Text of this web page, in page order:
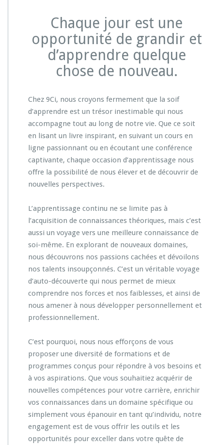
Chaque jour est une
opportunité de grandir et
d’apprendre quelque
chose de nouveau.
Chez 9Ci, nous croyons fermement que la soif
d’apprendre est un trésor inestimable qui nous
accompagne tout au long de notre vie. Que ce soit
en lisant un livre inspirant, en suivant un cours en
ligne passionnant ou en écoutant une conférence
captivante, chaque occasion d’apprentissage nous
offre la possibilité de nous élever et de découvrir de
nouvelles perspectives.
L’apprentissage continu ne se limite pas à
l’acquisition de connaissances théoriques, mais c’est
aussi un voyage vers une meilleure connaissance de
soi-même. En explorant de nouveaux domaines,
nous découvrons nos passions cachées et dévoilons
nos talents insoupçonnés. C’est un véritable voyage
d’auto-découverte qui nous permet de mieux
comprendre nos forces et nos faiblesses, et ainsi de
nous amener à nous développer personnellement et
professionnellement.
C’est pourquoi, nous nous efforçons de vous
proposer une diversité de formations et de
programmes conçus pour répondre à vos besoins et
à vos aspirations. Que vous souhaitiez acquérir de
nouvelles compétences pour votre carrière, enrichir
vos connaissances dans un domaine spécifique ou
simplement vous épanouir en tant qu’individu, notre
engagement est de vous offrir les outils et les
opportunités pour exceller dans votre quête de